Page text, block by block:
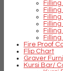
Fire Proof
Flip Chart
Graver
Kursi Bar/